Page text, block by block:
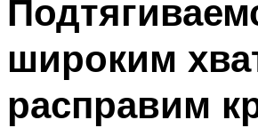
широким
расправим